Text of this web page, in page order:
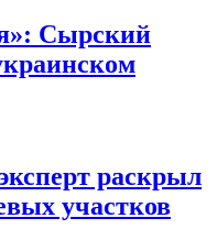
Сырский
раскрыл
участков